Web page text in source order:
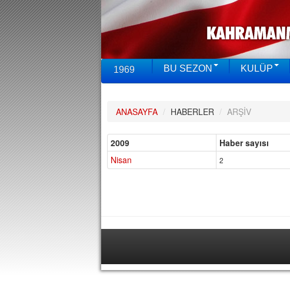
1969 BU SEZON KULÜP
ANASAYFA / HABERLER / ARŞİV
2009
Haber sayısı
Nisan
2